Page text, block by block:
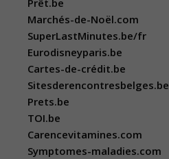
Prêt.be
Marchés-de-Noël.com
SuperLastMinutes.be/fr
Eurodisneyparis.be
Cartes-de-crédit.be
Sitesderencontresbelges.be
Prets.be
TOI.be
Carencevitamines.com
Symptomes-maladies.com